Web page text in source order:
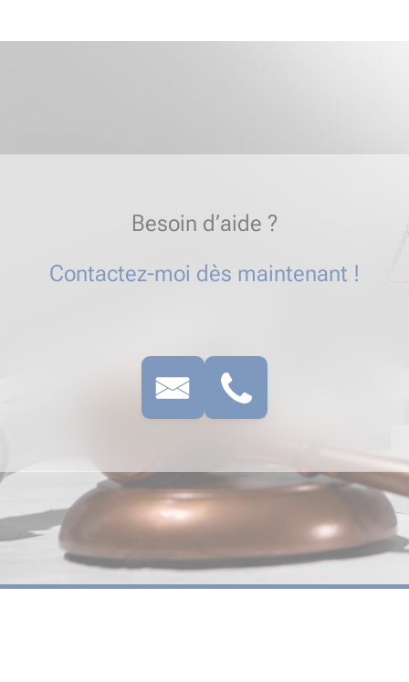
Besoin d’aide ?
Contactez-moi dès maintenant !